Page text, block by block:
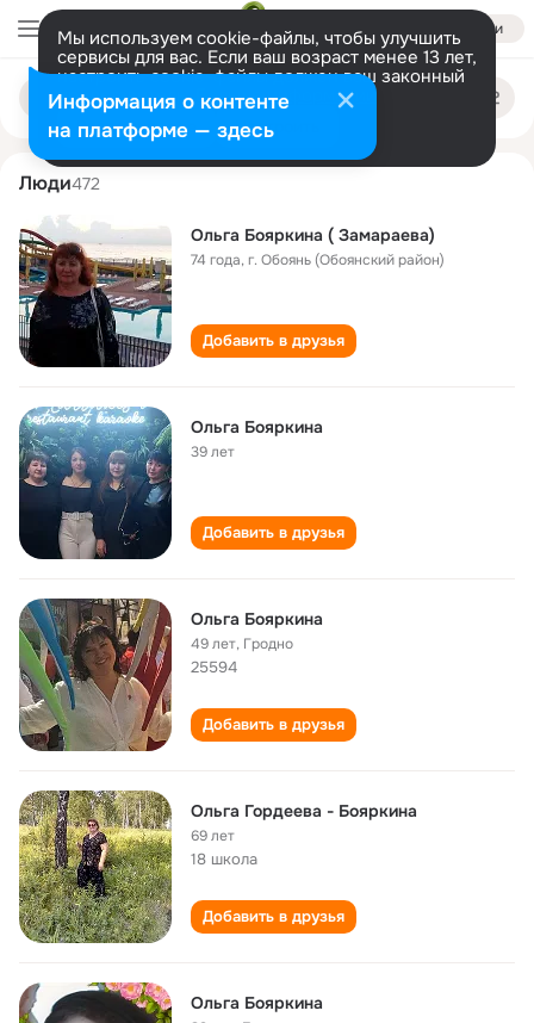
Войти
Мы используем cookie-файлы, чтобы улучшить
сервисы для вас. Если ваш возраст менее 13 лет,
настроить cookie-файлы должен ваш законный
представитель. Больше информации
Разрешить все Настроить
Поиск
людям
olga boyarkina
Люди472
Ольга Бояркина ( Замараева)
74 года,г. Обоянь (Обоянский район)
Добавить в друзья
Ольга Бояркина
39 лет
Добавить в друзья
Ольга Бояркина
49 лет, Гродно
25594
Добавить в друзья
Ольга Гордеева - Бояркина
69 лет
18 школа
Добавить в друзья
Ольга Бояркина
Информация о контенте
на платформе — здесь